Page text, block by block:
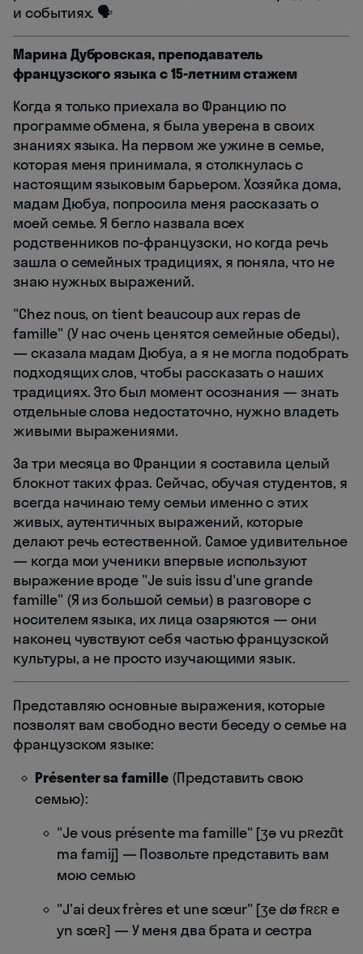
и событиях. 🗣️
Марина Дубровская, преподаватель
французского языка с 15-летним стажем
Когда я только приехала во Францию по
программе обмена, я была уверена в своих
знаниях языка. На первом же ужине в семье,
которая меня принимала, я столкнулась с
настоящим языковым барьером. Хозяйка дома,
мадам Дюбуа, попросила меня рассказать о
моей семье. Я бегло назвала всех
родственников по-французски, но когда речь
зашла о семейных традициях, я поняла, что не
знаю нужных выражений.
"Chez nous, on tient beaucoup aux repas de
famille" (У нас очень ценятся семейные обеды),
— сказала мадам Дюбуа, а я не могла подобрать
подходящих слов, чтобы рассказать о наших
традициях. Это был момент осознания — знать
отдельные слова недостаточно, нужно владеть
живыми выражениями.
За три месяца во Франции я составила целый
блокнот таких фраз. Сейчас, обучая студентов, я
всегда начинаю тему семьи именно с этих
живых, аутентичных выражений, которые
делают речь естественной. Самое удивительное
— когда мои ученики впервые используют
выражение вроде "Je suis issu d'une grande
famille" (Я из большой семьи) в разговоре с
носителем языка, их лица озаряются — они
наконец чувствуют себя частью французской
культуры, а не просто изучающими язык.
Представляю основные выражения, которые
позволят вам свободно вести беседу о семье на
французском языке:
Présenter sa famille (Представить свою
семью):
"Je vous présente ma famille" [ʒə vu pʀezɑ̃t
ma famij] — Позвольте представить вам
мою семью
"J'ai deux frères et une sœur" [ʒe dø fʀɛʀ e
yn sœʀ] — У меня два брата и сестра